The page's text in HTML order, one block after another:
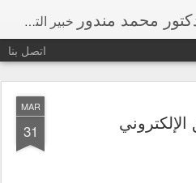
محمد مندور خبير التسويق الدولى ومدرب الاداره والتخطيط
اتصل بنا
MAR
31